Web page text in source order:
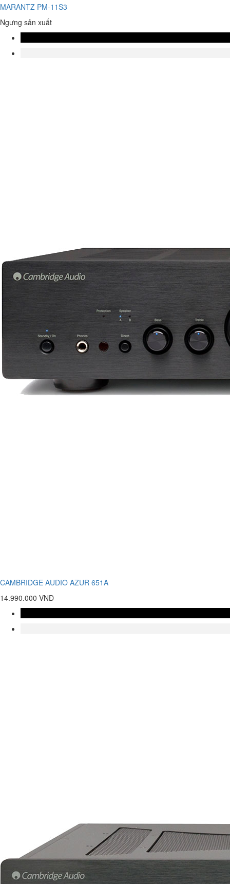
MARANTZ PM-11S3
Ngưng sản xuất
CAMBRIDGE AUDIO AZUR 651A
14.990.000 VNĐ